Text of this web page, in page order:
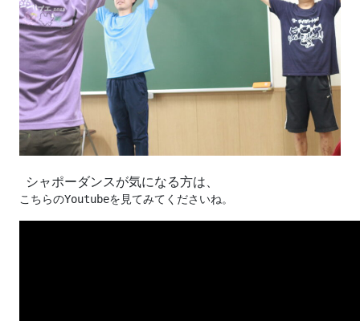
シャポーダンスが気になる方は、